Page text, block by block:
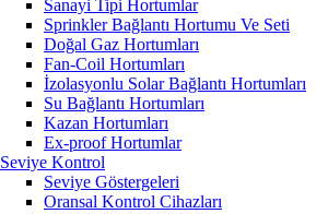
Sanayi Tipi Hortumlar
Sprinkler Bağlantı Hortumu Ve Seti
Doğal Gaz Hortumları
Fan-Coil Hortumları
İzolasyonlu Solar Bağlantı Hortumları
Su Bağlantı Hortumları
Kazan Hortumları
Ex-proof Hortumlar
Seviye Kontrol
Seviye Göstergeleri
Oransal Kontrol Cihazları